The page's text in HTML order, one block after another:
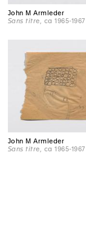
John M Armleder
Sans titre , ca 1965-1967
John M Armleder
Sans titre, ca 1965-1967